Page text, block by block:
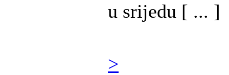
u srijedu [ ... ]
>